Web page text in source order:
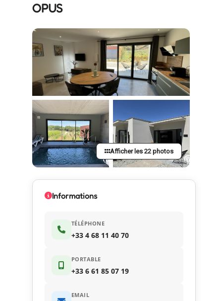
OPUS
Afficher les 22 photos
Informations
TÉLÉPHONE
+33 4 68 11 40 70
PORTABLE
+33 6 61 85 07 19
EMAIL